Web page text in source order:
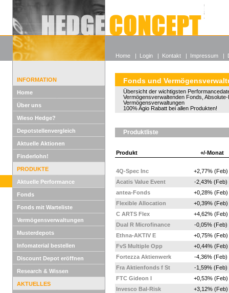
Alle
Wieso
INFORMATION
Home
Über uns
Wieso Hedge?
Depotstellenvergleich
Aktuelle Aktionen
Finderlohn!
PRODUKTE
Aktuelle Performance
Fonds
Fonds mit Warteliste
Vermögensverwaltungen
Musterdepots
Infomaterial bestellen
Discount Depot eröffnen
Research & Wissen
AKTUELLES
Fonds und
Übersicht der wichtigsten
Vermögensverwaltenden Fonds,
Vermögensverwaltungen
100% Agio Rabatt bei allen Produkten!
Produktliste
Produkt +/-Monat
4Q-Spec Inc
+2,77% (Feb)
Acatis Value Event
-2,43% (Feb)
antea-Fonds
+0,28% (Feb)
Flexible Allocation
+0,39% (Feb)
C ARTS Flex
+4,62% (Feb)
Dual R Microfinance
-0,05% (Feb)
Ethna-AKTIV E
+0,75% (Feb)
FvS Multiple Opp
+0,44% (Feb)
Fortezza Aktienwerk
-4,36% (Feb)
Fra Aktienfonds f St
-1,59% (Feb)
FTC Gideon I
+0,53% (Feb)
Invesco Bal-Risk
+3,12% (Feb)
Home | Login | Kontakt | Impressum |